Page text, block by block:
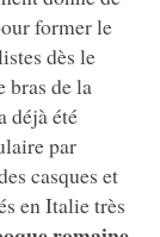
former le
dès le
bras de la
déjà été
par
casques et
en Italie très